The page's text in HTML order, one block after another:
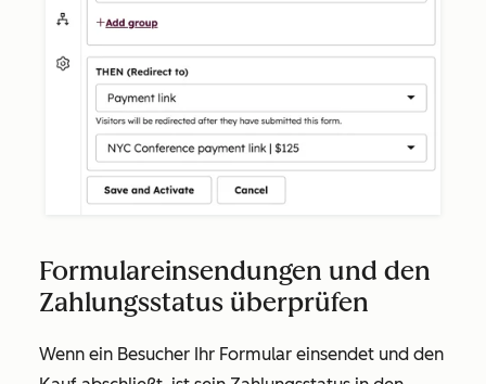
Formulareinsendungen und den
Zahlungsstatus überprüfen
Wenn ein Besucher Ihr Formular einsendet und den